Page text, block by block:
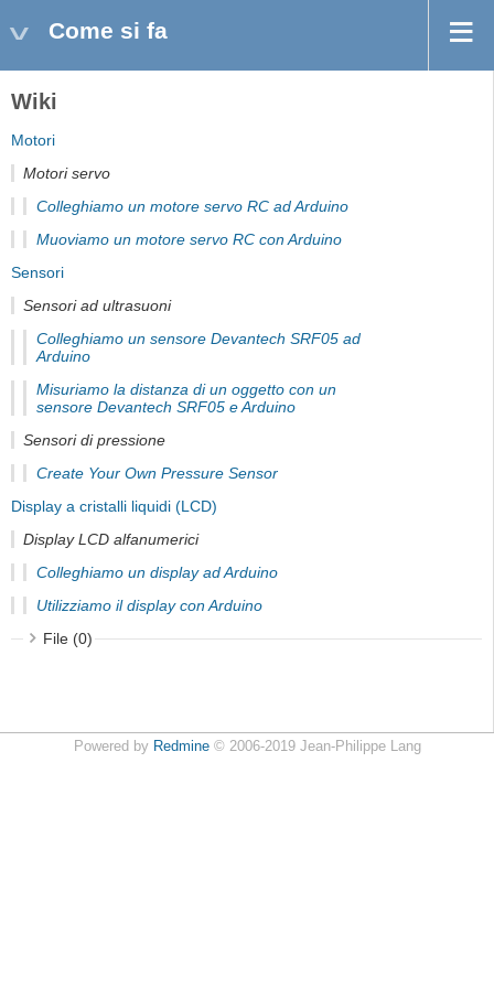
Come si fa
Wiki
Motori
Motori servo
Colleghiamo un motore servo RC ad Arduino
Muoviamo un motore servo RC con Arduino
Sensori
Sensori ad ultrasuoni
Colleghiamo un sensore Devantech SRF05 ad
Arduino
Misuriamo la distanza di un oggetto con un
sensore Devantech SRF05 e Arduino
Sensori di pressione
Create Your Own Pressure Sensor
Display a cristalli liquidi (LCD)
Display LCD alfanumerici
Colleghiamo un display ad Arduino
Utilizziamo il display con Arduino
File (0)
Powered by Redmine© 2006-2019 Jean-Philippe Lang